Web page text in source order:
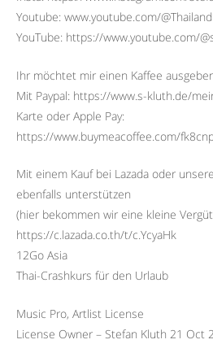
Youtube: www.youtube.com/
YouTube: https://www.youtube.com/
Ihr möchtet mir einen Kaffee
Mit Paypal: https://www.s-kluth.de/
Karte oder Apple Pay:
https://www.buymeacoffee.com/
Mit einem Kauf bei Lazada oder
ebenfalls unterstützen
(hier bekommen wir eine kleine
https://c.lazada.co.th/t/c.YcyaHk
12Go Asia
Thai-Crashkurs für den Urlaub
Music Pro, Artlist License
License Owner – Stefan Kluth 21 Oct